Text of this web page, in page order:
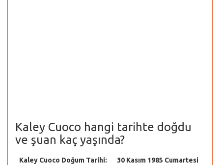
Kaley Cuoco hangi tarihte doğdu
ve şuan kaç yaşında?
Kaley Cuoco Doğum Tarihi: 30 Kasım 1985 Cumartesi